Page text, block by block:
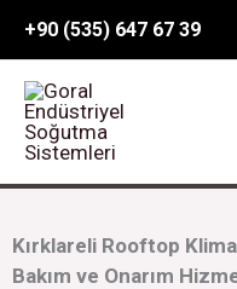
content
+90 (535) 647 67 39
Kırklareli Rooftop
Bakım ve Onarım